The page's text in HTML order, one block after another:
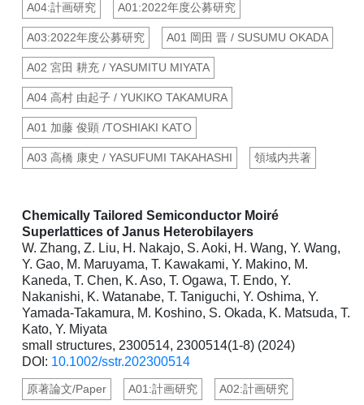
A04:計画研究 A01:2022年度公募研究
A03:2022年度公募研究 A01 岡田 晋 / SUSUMU OKADA
A02 宮田 耕充 / YASUMITU MIYATA
A04 高村 由起子 / YUKIKO TAKAMURA
A01 加藤 俊顕 /TOSHIAKI KATO
A03 高橋 康史 / YASUFUMI TAKAHASHI 領域内共著
Chemically Tailored Semiconductor Moiré
Superlattices of Janus Heterobilayers
W. Zhang, Z. Liu, H. Nakajo, S. Aoki, H. Wang, Y. Wang,
Y. Gao, M. Maruyama, T. Kawakami, Y. Makino, M.
Kaneda, T. Chen, K. Aso, T. Ogawa, T. Endo, Y.
Nakanishi, K. Watanabe, T. Taniguchi, Y. Oshima, Y.
Yamada-Takamura, M. Koshino, S. Okada, K. Matsuda, T.
Kato, Y. Miyata
small structures, 2300514, 2300514(1-8) (2024)
DOI: 10.1002/sstr.202300514
原著論文/Paper A01:計画研究 A02:計画研究